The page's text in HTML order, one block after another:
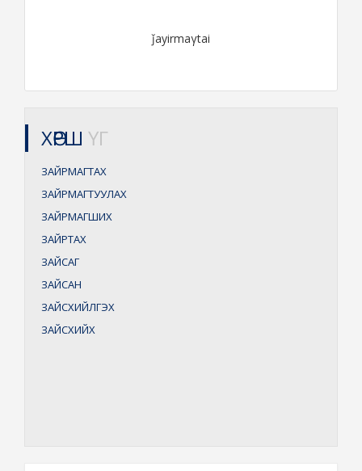
ǰayirmaγtai
ХӨРШ ҮГ
ЗАЙРМАГТАХ
ЗАЙРМАГТУУЛАХ
ЗАЙРМАГШИХ
ЗАЙРТАХ
ЗАЙСАГ
ЗАЙСАН
ЗАЙСХИЙЛГЭХ
ЗАЙСХИЙХ